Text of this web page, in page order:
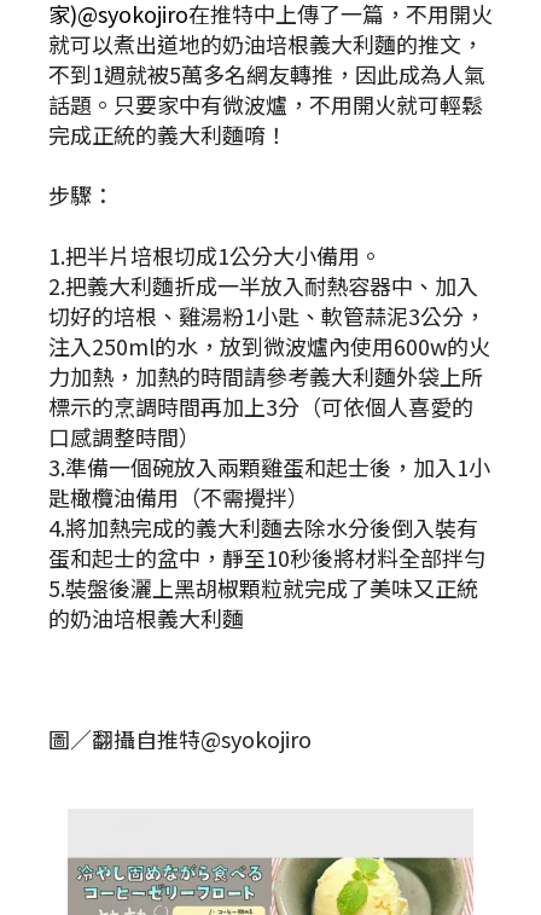
家)@syokojiro在推特中上傳了一篇，不用開火
就可以煮出道地的奶油培根義大利麵的推文，
不到1週就被5萬多名網友轉推，因此成為人氣
話題。只要家中有微波爐，不用開火就可輕鬆
完成正統的義大利麵唷！
步驟：
1.把半片培根切成1公分大小備用。
2.把義大利麵折成一半放入耐熱容器中、加入
切好的培根、雞湯粉1小匙、軟管蒜泥3公分，
注入250ml的水，放到微波爐內使用600w的火
力加熱，加熱的時間請參考義大利麵外袋上所
標示的烹調時間再加上3分（可依個人喜愛的
口感調整時間）
3.準備一個碗放入兩顆雞蛋和起士後，加入1小
匙橄欖油備用（不需攪拌）
4.將加熱完成的義大利麵去除水分後倒入裝有
蛋和起士的盆中，靜至10秒後將材料全部拌勻
5.裝盤後灑上黑胡椒顆粒就完成了美味又正統
的奶油培根義大利麵
圖／翻攝自推特@syokojiro